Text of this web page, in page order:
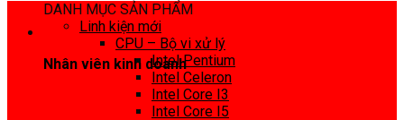
Nhân viên kinh doanh
DANH MỤC SẢN PHẨM
Linh kiện mới
CPU – Bộ vi xử lý
Intel Pentium
Intel Celeron
Intel Core I3
Intel Core I5